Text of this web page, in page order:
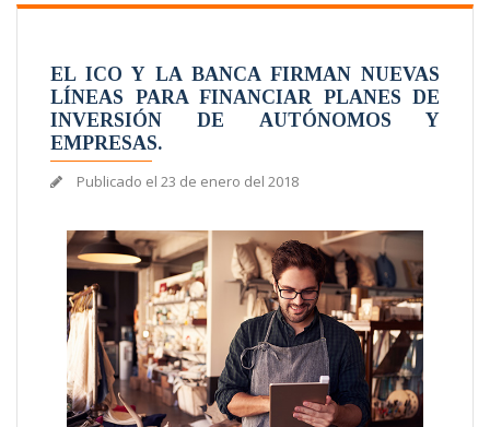
EL ICO Y LA BANCA FIRMAN NUEVAS
LÍNEAS PARA FINANCIAR PLANES DE
INVERSIÓN DE AUTÓNOMOS Y
EMPRESAS.
Publicado el 23 de enero del 2018